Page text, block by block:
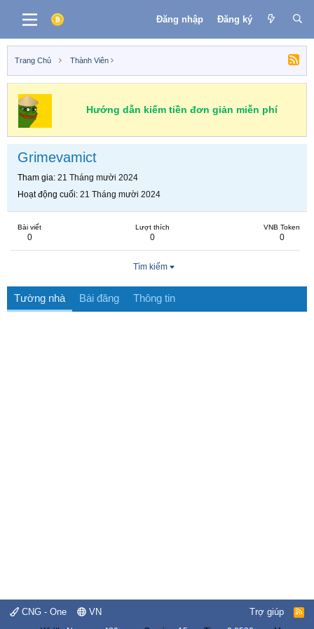
Đăng nhập Đăng ký
Trang Chủ Thành Viên
Hướng dẫn kiếm tiền đơn giản miễn phí
Grimevamict
Tham gia 21 Tháng mười 2024
Hoạt động cuối 21 Tháng mười 2024
Bài viết
0
Lượt thích
0
VNB Token
0
Tìm kiếm
Tường nhà Bài đăng Thông tin
CNG - One VN Trợ giúp
R